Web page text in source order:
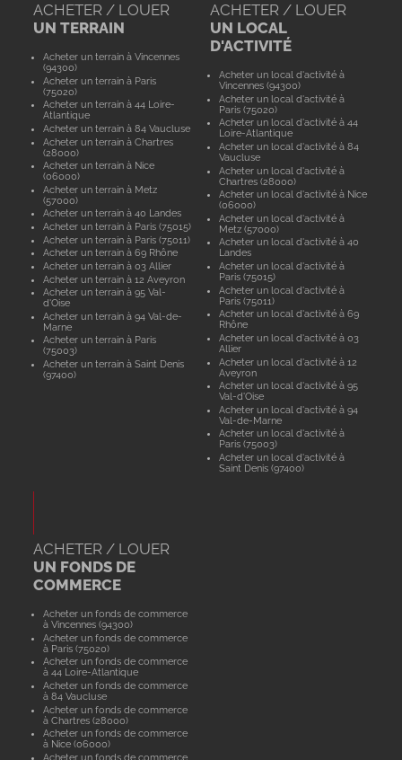
ACHETER / LOUER
UN TERRAIN
Acheter un terrain à Vincennes
(94300)
Acheter un terrain à Paris
(75020)
Acheter un terrain à 44 Loire-
Atlantique
Acheter un terrain à 84 Vaucluse
Acheter un terrain à Chartres
(28000)
Acheter un terrain à Nice
(06000)
Acheter un terrain à Metz
(57000)
Acheter un terrain à 40 Landes
Acheter un terrain à Paris (75015)
Acheter un terrain à Paris (75011)
Acheter un terrain à 69 Rhône
Acheter un terrain à 03 Allier
Acheter un terrain à 12 Aveyron
Acheter un terrain à 95 Val-
d'Oise
Acheter un terrain à 94 Val-de-
Marne
Acheter un terrain à Paris
(75003)
Acheter un terrain à Saint Denis
(97400)
ACHETER / LOUER
UN LOCAL
D'ACTIVITÉ
Acheter un local d'activité à
Vincennes (94300)
Acheter un local d'activité à
Paris (75020)
Acheter un local d'activité à 44
Loire-Atlantique
Acheter un local d'activité à 84
Vaucluse
Acheter un local d'activité à
Chartres (28000)
Acheter un local d'activité à Nice
(06000)
Acheter un local d'activité à
Metz (57000)
Acheter un local d'activité à 40
Landes
Acheter un local d'activité à
Paris (75015)
Acheter un local d'activité à
Paris (75011)
Acheter un local d'activité à 69
Rhône
Acheter un local d'activité à 03
Allier
Acheter un local d'activité à 12
Aveyron
Acheter un local d'activité à 95
Val-d'Oise
Acheter un local d'activité à 94
Val-de-Marne
Acheter un local d'activité à
Paris (75003)
Acheter un local d'activité à
Saint Denis (97400)
ACHETER / LOUER
UN FONDS DE
COMMERCE
Acheter un fonds de commerce
à Vincennes (94300)
Acheter un fonds de commerce
à Paris (75020)
Acheter un fonds de commerce
à 44 Loire-Atlantique
Acheter un fonds de commerce
à 84 Vaucluse
Acheter un fonds de commerce
à Chartres (28000)
Acheter un fonds de commerce
à Nice (06000)
Acheter un fonds de commerce